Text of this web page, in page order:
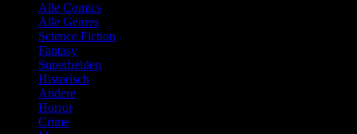
Alle Comics
Alle Genres
Science Fiction
Fantasy
Superhelden
Historisch
Andere
Horror
Crime